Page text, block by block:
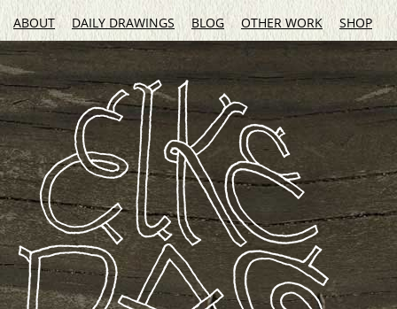
ABOUT DAILY DRAWINGS BLOG OTHER WORK SHOP